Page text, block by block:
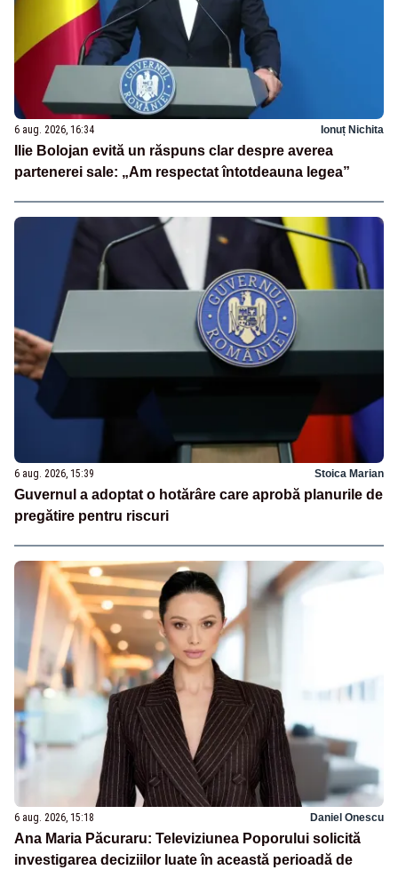
6 aug. 2026, 16:34 Ionuț Nichita
Ilie Bolojan evită un răspuns clar despre averea
partenerei sale: „Am respectat întotdeauna legea”
6 aug. 2026, 15:39 Stoica Marian
Guvernul a adoptat o hotărâre care aprobă planurile de
pregătire pentru riscuri
6 aug. 2026, 15:18 Daniel Onescu
Ana Maria Păcuraru: Televiziunea Poporului solicită
investigarea deciziilor luate în această perioadă de